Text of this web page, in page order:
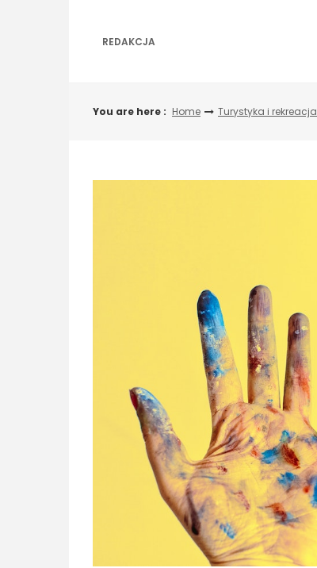
REDAKCJA
You are here : Home Turystyka i rekreacja